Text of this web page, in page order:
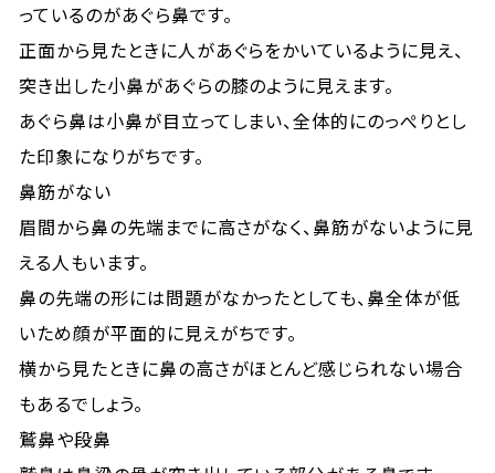
っているのがあぐら鼻です。
正面から見たときに人があぐらをかいているように見え、
突き出した小鼻があぐらの膝のように見えます。
あぐら鼻は小鼻が目立ってしまい、全体的にのっぺりとし
た印象になりがちです。
鼻筋がない
眉間から鼻の先端までに高さがなく、鼻筋がないように見
える人もいます。
鼻の先端の形には問題がなかったとしても、鼻全体が低
いため顔が平面的に見えがちです。
横から見たときに鼻の高さがほとんど感じられない場合
もあるでしょう。
鷲鼻や段鼻